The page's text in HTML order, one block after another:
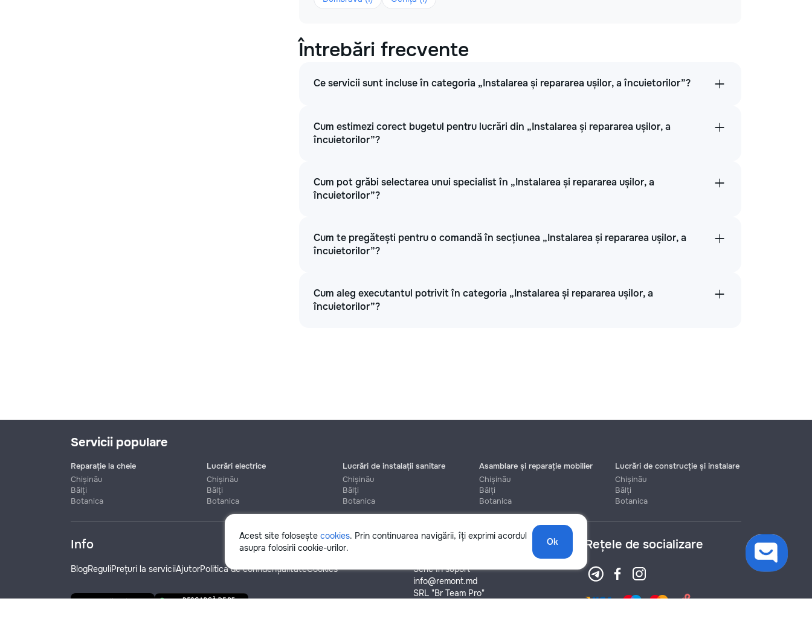
Întrebări frecvente
Ce servicii sunt incluse în categoria „Instalarea și repararea ușilor, a încuietorilor”?
Cum estimezi corect bugetul pentru lucrări din „Instalarea și repararea ușilor, a
încuietorilor”?
Cum pot grăbi selectarea unui specialist în „Instalarea și repararea ușilor, a
încuietorilor”?
Cum te pregătești pentru o comandă în secțiunea „Instalarea și repararea ușilor, a
încuietorilor”?
Cum aleg executantul potrivit în categoria „Instalarea și repararea ușilor, a
încuietorilor”?
Acest site folosește cookies. Prin continuarea navigării, îți exprimi acordul
asupra folosirii cookie-urilor.
Ok
Servicii populare
Reparație la cheie
Chișinău
Bălți
Botanica
Lucrări electrice
Chișinău
Bălți
Botanica
Lucrări de instalații sanitare
Chișinău
Bălți
Botanica
Asamblare și reparație mobilier
Chișinău
Bălți
Botanica
Lucrări de construcție și instalare
Chișinău
Bălți
Botanica
Info
BlogReguliPrețuri la serviciiAjutorPolitica de confidențialitateCookies
Ajutor
Scrie în suport
info@remont.md
SRL "Br Team Pro"
Rețele de socializare